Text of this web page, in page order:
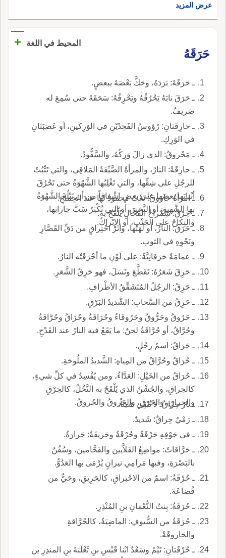
عرض المزيد
المحيط في اللغة
+
حَرَقَهُ
ـ حَرَقَهُ: بَرَدَهُ، وحَكَّ بَعْضَهُ ببعضٍ.
ـ حَرَقَ نابَهُ يَحْرُقُهُ ويَحْرِقُهُ: سَحَقَهُ حتى سُمِعَ له
صَريفٌ.
ـ حارِقَتانِ: رُؤوسُ الفَخِذَيْنِ في الوَرِكَينِ، أو عَصَبَتَانِ
في الوَرِكِ.
ـ مَحْروقُ: الذي زالَ وَرِكُهُ، والسَّفُّودُ.
ـ حارِقَةُ: النارُ، والمرأةُ الضَّيِّقَةُ المَلاقِي، والتي تَثْبُتُ
للرجُلِ على شِقِّها، والتي تَغْلِبُها الشَّهْوَةُ حتى تَحْرُقَ
أنْيابَها بعضَها على بعضٍ إشْفاقاً من أن تَبْلُغَ الشَّهْوَةُ
بها الشَّهيقَ أو النَّخيرَ، أو التي تُكْثِرُ سَبَّ جاراتِها،
والنِكاحُ على الجَنْبِ، أو الإِبْراكُ.
ـ امرأةٌ حاروقٌ: نَعْتٌ مَحمودٌ لها عندَ الجِماعِ.
ـ حِرْقُ: شِمْراخُ الفُحَّالِ يُلْقَحُ به.
ـ حَرَقُ: النارُ، أَو لَهَبُها، وأثَرُ احْتِراقٍ من دَقِّ القَصَّارِ
ونَحْوِهِ في الثوب.
ـ عمامَةٌ حَرَقانِيَّةٌ: على لَوْنِ ما أحْرَقَتْه النارُ.
ـ حَرِقَ شَعَرُهُ: تَقَطَّعَ ونَسَلَ، فهو حَرِقُ الشَّعَرِ.
ـ حَرِقُ: الرجُلُ المُتَشَقِّقُ الأطْرافِ.
ـ حَرِقُ من السَّحابِ: الشَّديدُ البَرْقِ.
ـ حَرُوقُ وحَرُّوقُ وحَرُوقَاءُ وحُرَاقَةُ وحُرَاقُ وحُرَّاقَةُ
وحُرَّاقُ، أو حُرَّاقَةُ لحنٌ: ما يَقَعُ فيه النارُ عند القَدْحِ.
ـ حَرَاقُ: اسمُ رجُلٍ.
ـ حُرَاقُ وحُرَّاقُ من المِياهِ: الشَّديدُ الملُوحَةِ.
ـ حُرَاقُ من الخَيْلِ: العَدَّاءُ، ومن يُفْسِدُ في كلِّ شيءٍ،
كالحِراقِ، والجُشْنُ الذي يُلْقَحُ به النَّخْلُ، كالحِرْقِ
والحِراقِ، والحَرَقِ، والحَروقُ والحُروقُ.
ـ نارٌ حِراقٌ: لا تُبْقِي شيئاً.
ـ رَمْيٌ حِراقٌ: شَديدٌ.
ـ في جَوْفِهِ حَرْقَةٌ وحُرْقَةٌ وحَريقَةٌ: حَرارَةٌ.
ـ حَرَّاقاتُ: مواضِعُ القَلاَّيينَ والفَحَّامينَ، وسُفُنٌ
بالبَصْرَةِ، وفيها مَرامِي نيرانٍ يُرْمَى بها العَدُوُّ.
ـ حُرْقَةُ: اسمٌ من الاحْتِراقِ، كالحَرِيقِ، وحَيٌّ من
قُضاعَةَ.
ـ حُرَقَةُ: بِنتُ النُّعْمانِ بنِ المُنْذِرِ.
ـ حُرَقَةُ من السُّيوفِ: الماضِيَةُ، كالحُرَّاقةِ
والحَاروقَةُ.
ـ حُرْقَتانِ: تَيْمٌ وسَعْدٌ ابْنا قَيْسِ بنِ ثَعْلَبَةَ بنِ المنذِرِ بن